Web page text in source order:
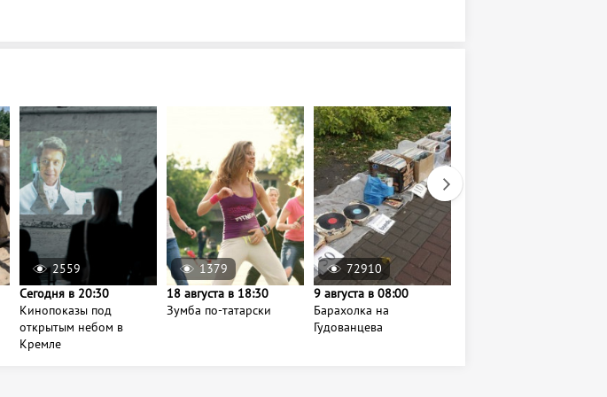
2559
Сегодня в 20:30
Кинопоказы под
открытым небом в
Кремле
1379
18 августа в 18:30
Зумба по-татарски
72910
9 августа в 08:00
Барахолка на
Гудованцева